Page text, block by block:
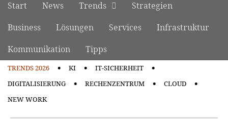
Main menu
Skip to content
Start News Trends
Strategien
Business
Lösungen Services
Infrastruktur
Kommunikation
Tipps
TRENDS 2026 KI
IT-SICHERHEIT
DIGITALISIERUNG
RECHENZENTRUM
CLOUD
NEW WORK